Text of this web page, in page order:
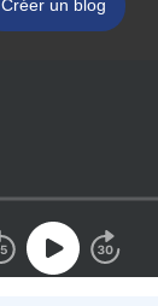
Créer un blog